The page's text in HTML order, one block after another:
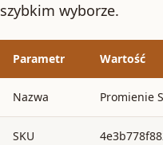
szybkim wyborze.
Parametr Wartość
Nazwa Promienie
SKU